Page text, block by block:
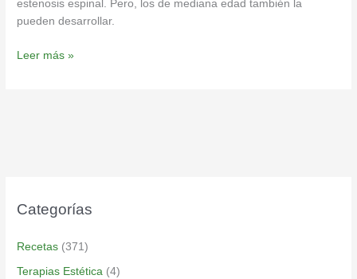
estenosis espinal. Pero, los de mediana edad también la
pueden desarrollar.
Leer más »
Categorías
Recetas (371)
Terapias Estética (4)